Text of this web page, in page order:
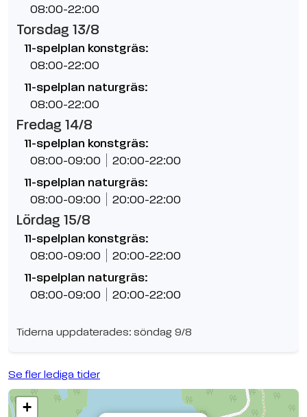
08:00-22:00
Torsdag 13/8
11-spelplan konstgräs:
08:00-22:00
11-spelplan naturgräs:
08:00-22:00
Fredag 14/8
11-spelplan konstgräs:
08:00-09:00 20:00-22:00
11-spelplan naturgräs:
08:00-09:00 20:00-22:00
Lördag 15/8
11-spelplan konstgräs:
08:00-09:00 20:00-22:00
11-spelplan naturgräs:
08:00-09:00 20:00-22:00
Tiderna uppdaterades: söndag 9/8
Se fler lediga tider
+